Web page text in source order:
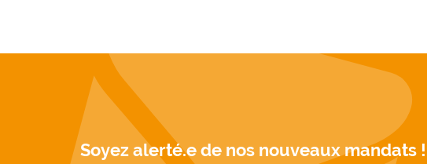
Soyez alerté.e de nos nouveaux mandats !